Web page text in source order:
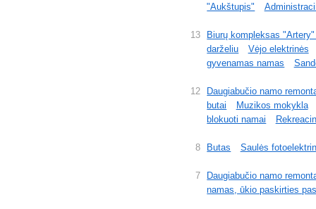
"Aukštupis"
13
Biurų kompleksas
darželiu
Vėjo elektrinės
gyvenamas namas
12
Daugiabučio namo
butai
Muzikos mokykla
blokuoti namai
8 Butas Saulės
7
Daugiabučio namo
namas, ūkio paskirties